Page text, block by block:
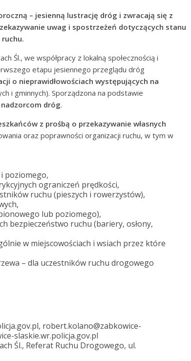
– jesienną lustrację dróg i zwracają się z
uwag i spostrzeżeń dotyczących stanu
Śl., we współpracy z lokalną społecznością i
etapu jesiennego przeglądu dróg
o nieprawidłowościach występujących na
i gminnych). Sporządzona na podstawie
nadzorcom dróg.
z prośbą o przekazywanie własnych
oraz poprawności organizacji ruchu, w tym w
poziomego,
ograniczeń prędkości,
ruchu (pieszych i rowerzystów),
lub poziomego),
bezpieczeństwo ruchu (bariery, osłony,
w miejscowościach i wsiach przez które
– dla uczestników ruchu drogowego
robert.kolano@zabkowice-
slaskie.wr.policja.gov.pl
Śl., Referat Ruchu Drogowego, ul.